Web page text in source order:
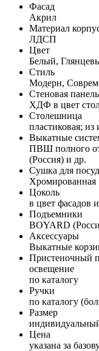
Фасад
Акрил
Материал
ЛДСП
Цвет
Белый,
Стиль
Модерн,
Стеновая панель
ХДФ в цвет
Столешница
пластиковая; из
Выкатные
ПВШ полного
(Россия) и др.
Сушка для
Хромированная
Цоколь
в цвет фасадов
Подъемники
BOYARD
Аксессуары
Выкатные
Пристеночный
освещение
по каталогу
Ручки
по каталогу
Размер
Цена
указана за